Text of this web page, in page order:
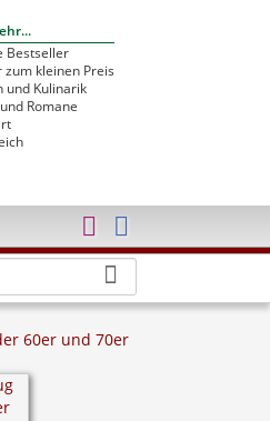
Bestseller
zum kleinen Preis
und Kulinarik
Romane
60er und 70er